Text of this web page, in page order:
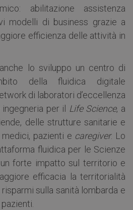
abilitazione assistenza
modelli di business grazie a
efficienza delle attività in
lo sviluppo un centro di
della fluidica digitale
di laboratori d’eccellenza
per il Life Science, a
delle strutture sanitarie e
pazienti e caregiver. Lo
fluidica per le Scienze
forte impatto sul territorio e
efficacia la territorialità
sulla sanità lombarda e